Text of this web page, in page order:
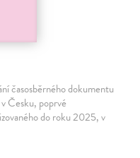
časosběrného dokumentu
Česku, poprvé
do roku 2025, v